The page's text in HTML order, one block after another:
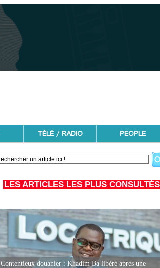
TÉLÉ / RADIO PEOPLE
LES ARTICLES LES PLUS CONSULTÉS
Contentieux douanier : Khadim Ba libéré après une